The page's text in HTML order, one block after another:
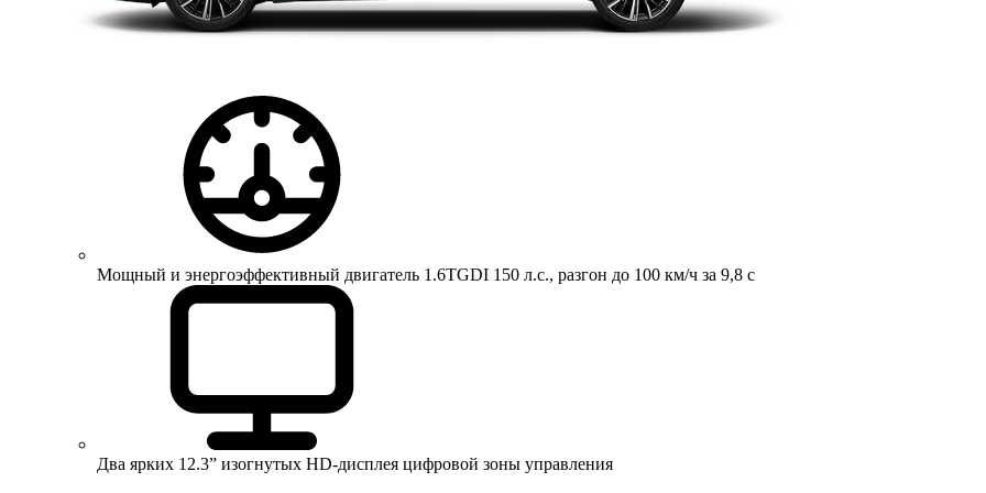
Мощный и энергоэффективный двигатель 1.6TGDI 150 л.с., разгон до 100 км/ч за 9,8 с
Два ярких 12.3” изогнутых HD-дисплея цифровой зоны управления